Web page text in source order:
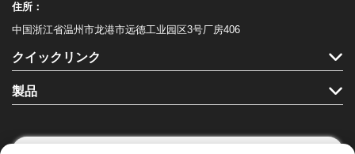
住所：
中国浙江省温州市龙港市远德工业园区3号厂房406
クイックリンク
製品